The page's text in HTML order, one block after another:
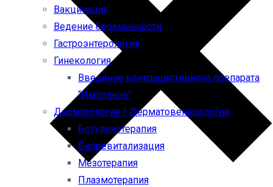
Вакцинация
Ведение беременности
Гастроэнтерология
Гинекология
Введение контрацептивного препарата
“Импланон”
Дерматология / Дерматовенерология
Ботулинотерапия
Биоревитализация
Мезотерапия
Плазмотерапия